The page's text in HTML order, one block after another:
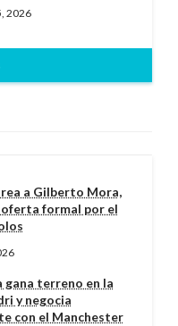
2026
a Gilberto Mora,
oferta formal por el
gana terreno en la
y negocia
con el Manchester